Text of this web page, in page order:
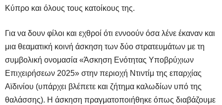
Κύπρο και όλους τους κατοίκους της.
Για να δουν φίλοι και εχθροί ότι εννοούν όσα λένε έκαναν και
μια θεαματική κοινή άσκηση των δύο στρατευμάτων με τη
συμβολική ονομασία «Άσκηση Ενότητας Υποβρύχιων
Επιχειρήσεων 2025» στην περιοχή Ντιντίμ της επαρχίας
Αϊδινίου (υπάρχει βλέπετε και ζήτημα καλωδίων υπό της
θαλάσσης). Η άσκηση πραγματοποιήθηκε όπως διαβάζουμε